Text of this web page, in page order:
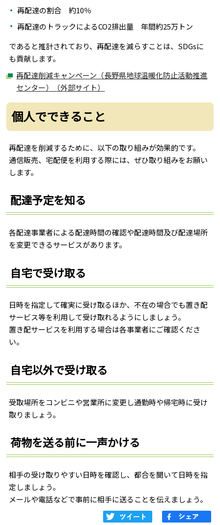
再配達の割合 約10％
再配達のトラックによるCO2排出量 年間約25万トン
であると推計されており、再配達を減らすことは、SDGsに
も貢献します。
再配達削減キャンペーン（長野県地球温暖化防止活動推進
センター）（外部サイト）
個人でできること
再配達を削減するために、以下の取り組みが効果的です。
通信販売、宅配便を利用する際には、ぜひ取り組みをお願い
します。
配達予定を知る
各配達事業者による配達時間の確認や配達時間及び配達場所
を変更できるサービスがあります。
自宅で受け取る
日時を指定して確実に受け取るほか、不在の場合でも置き配
サービス等を利用して受け取れるようにしましょう。
置き配サービスを利用する場合は各事業者にご確認くださ
い。
自宅以外で受け取る
受取場所をコンビニや営業所に変更し通勤時や帰宅時に受け
取りましょう。
荷物を送る前に一声かける
相手の受け取りやすい日時を確認し、都合を聞いて日時を指
定しましょう。
メールや電話などで事前に相手に送ることを伝えましょう。